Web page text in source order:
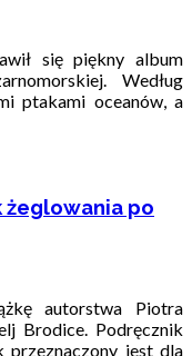
się piękny album
Według
ptakami oceanów, a
żeglowania po
autorstwa Piotra
Brodice. Podręcznik
przeznaczony jest dla